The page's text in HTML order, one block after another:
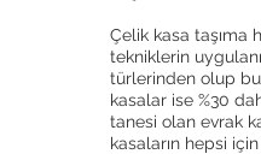
Çelik kasa taşıma
tekniklerin
türlerinden olup
kasalar ise %30
tanesi olan evrak
kasaların hepsi